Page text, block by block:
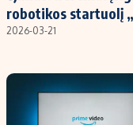
robotikos startuolį
2026-03-21